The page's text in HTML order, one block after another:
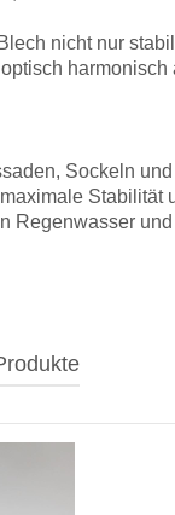
nicht nur
harmonisch
Sockeln
Stabilität
Regenwasser